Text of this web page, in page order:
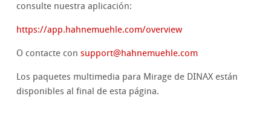
consulte nuestra aplicación:
https://app.hahnemuehle.com/overview
O contacte consupport@hahnemuehle.com
Los paquetes multimedia para Mirage de DINAX están
disponibles al final de esta página.